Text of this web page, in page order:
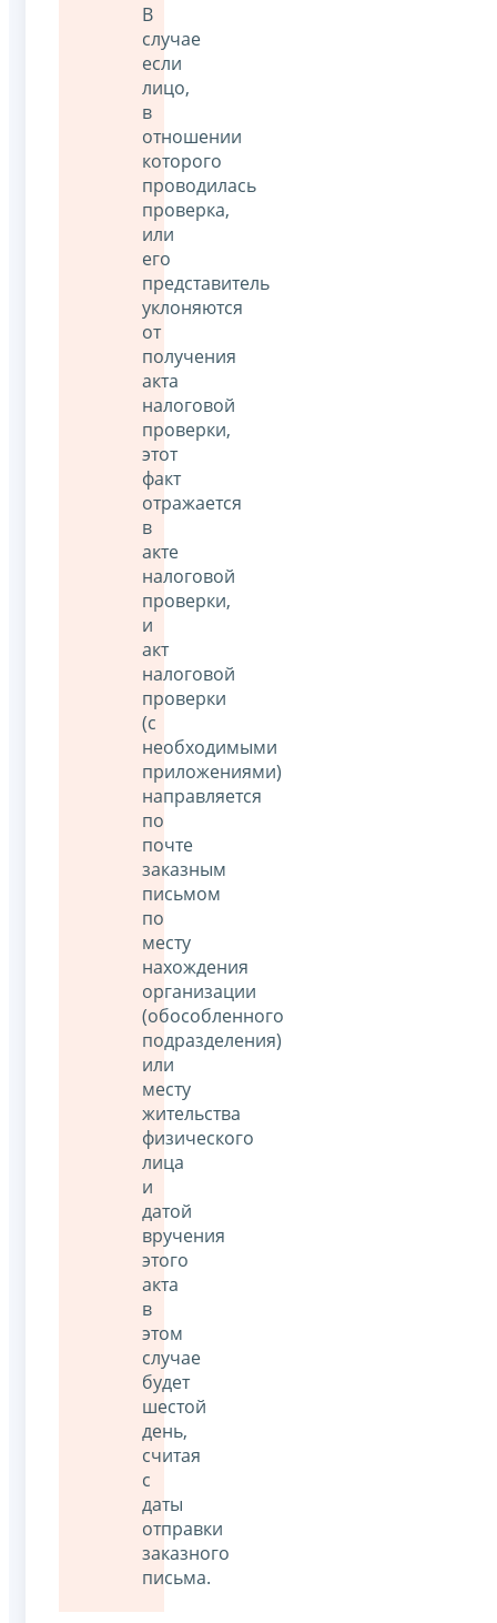
В
случае
если
лицо,
в
отношении
которого
проводилась
проверка,
или
его
представитель
уклоняются
от
получения
акта
налоговой
проверки,
этот
факт
отражается
в
акте
налоговой
проверки,
и
акт
налоговой
проверки
(с
необходимыми
приложениями)
направляется
по
почте
заказным
письмом
по
месту
нахождения
организации
(обособленного
подразделения)
или
месту
жительства
физического
лица
и
датой
вручения
этого
акта
в
этом
случае
будет
шестой
день,
считая
с
даты
отправки
заказного
письма.